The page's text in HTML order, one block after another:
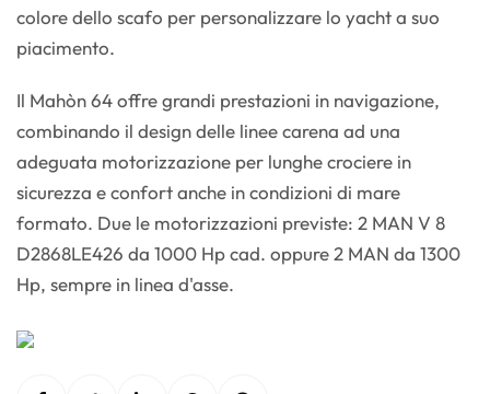
colore dello scafo per personalizzare lo yacht a suo
piacimento.
Il Mahòn 64 offre grandi prestazioni in navigazione,
combinando il design delle linee carena ad una
adeguata motorizzazione per lunghe crociere in
sicurezza e confort anche in condizioni di mare
formato. Due le motorizzazioni previste: 2 MAN V 8
D2868LE426 da 1000 Hp cad. oppure 2 MAN da 1300
Hp, sempre in linea d'asse.